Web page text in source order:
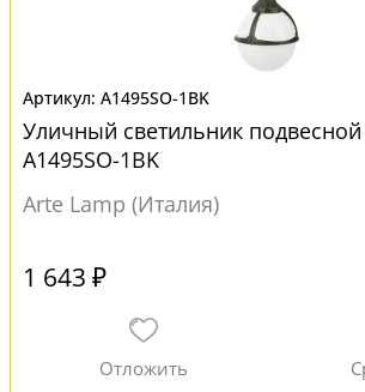
A1495SO-1BK
Уличный светильник
A1495SO-1BK
Arte Lamp (Италия)
1 643 ₽